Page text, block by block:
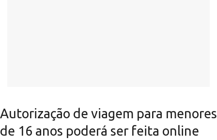
Autorização de viagem para menores
de 16 anos poderá ser feita online